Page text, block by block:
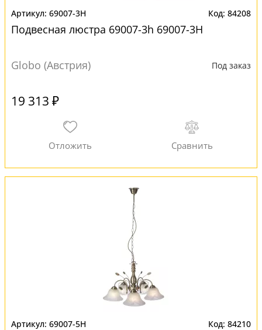
69007-3H 84208
Подвесная люстра 69007-3h 69007-3H
Globo (Австрия) Под заказ
19 313 ₽
69007-5H 84210